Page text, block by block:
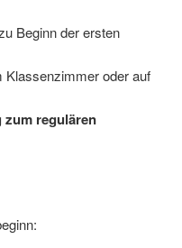
Beginn der ersten
Klassenzimmer oder auf
zum regulären